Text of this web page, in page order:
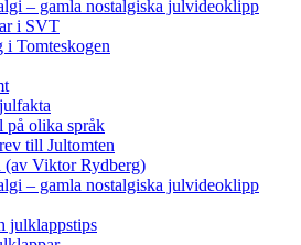
– gamla nostalgiska julvideoklipp
i SVT
i Tomteskogen
på olika språk
till Jultomten
(av Viktor Rydberg)
– gamla nostalgiska julvideoklipp
julklappstips